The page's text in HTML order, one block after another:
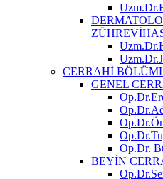
CERRAHİ
GENEL
Op.Dr.
BEYİN